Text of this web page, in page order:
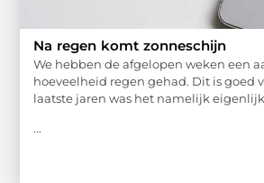
Na regen komt zonneschijn
We hebben de afgelopen weken een
hoeveelheid regen gehad. Dit is goed
laatste jaren was het namelijk
...